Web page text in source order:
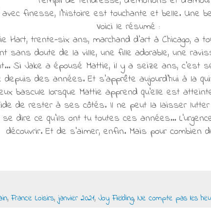
finesse, l'histoire est touchante et belle. Une
Voici le résumé :
Hart, trente-six ans, marchand d'art à Chicago, a
sans doute de la ville, une fille adorable, une
Si Jake a épousé Mattie, il y a seize ans, c'est
depuis des années. Et s'apprête aujourd'hui à la
bascule lorsque Mattie apprend qu'elle est
de rester à ses côtés. Il ne peut la laisser
dire ce qu'ils ont tu toutes ces années...
découvrir. Et de s'aimer, enfin. Mais pour combien
,France Loisirs,janvier 2021, Joy Fielding, Ne compte pas les